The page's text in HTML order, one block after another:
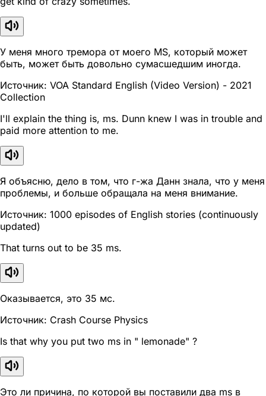
У меня много тремора от моего MS, который может
быть, может быть довольно сумасшедшим иногда.
Источник: VOA Standard English (Video Version) - 2021
Collection
I'll explain the thing is, ms. Dunn knew I was in trouble and
paid more attention to me.
Я объясню, дело в том, что г-жа Данн знала, что у меня
проблемы, и больше обращала на меня внимание.
Источник: 1000 episodes of English stories (continuously
updated)
That turns out to be 35 ms.
Оказывается, это 35 мс.
Источник: Crash Course Physics
Is that why you put two ms in " lemonade" ?
Это ли причина, по которой вы поставили два ms в